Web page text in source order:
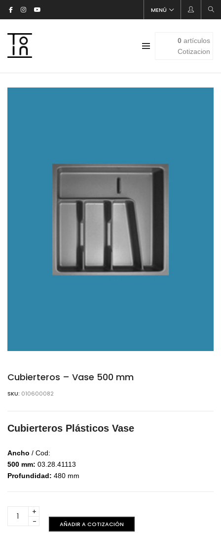
MENÚ
0artículos
Cotizacion
Cubierteros – Vase 500 mm
SKU: 010600082
Cubierteros Plásticos Vase
Ancho / Cod:
500 mm: 03.28.41113
Profundidad: 480 mm
Cubierteros
AÑADIR A COTIZACIÓN